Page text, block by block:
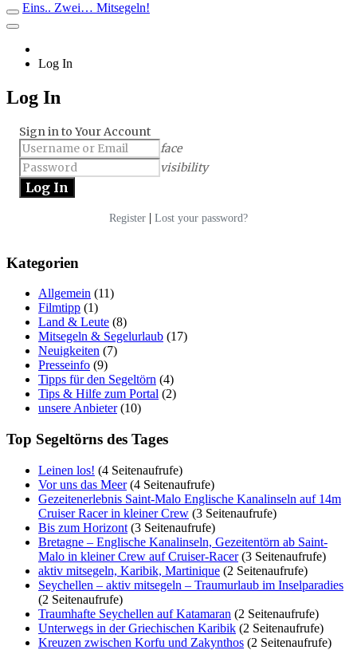
Eins.. Zwei… Mitsegeln!
Log In
Log In
Sign in to Your Account
face
visibility
Register | Lost your password?
Kategorien
Allgemein (11)
Filmtipp (1)
Land & Leute (8)
Mitsegeln & Segelurlaub (17)
Neuigkeiten (7)
Presseinfo (9)
Tipps für den Segeltörn (4)
Tips & Hilfe zum Portal (2)
unsere Anbieter(10)
Top Segeltörns des Tages
Leinen los! (4 Seitenaufrufe)
Vor uns das Meer(4 Seitenaufrufe)
Gezeitenerlebnis Saint-Malo Englische Kanalinseln auf 14m
Cruiser Racer in kleiner Crew (3 Seitenaufrufe)
Bis zum Horizont (3 Seitenaufrufe)
Bretagne – Englische Kanalinseln, Gezeitentörn ab Saint-
Malo in kleiner Crew auf Cruiser-Racer(3 Seitenaufrufe)
aktiv mitsegeln, Karibik, Martinique (2 Seitenaufrufe)
Seychellen – aktiv mitsegeln – Traumurlaub im Inselparadies
(2 Seitenaufrufe)
Traumhafte Seychellen auf Katamaran (2 Seitenaufrufe)
Unterwegs in der Griechischen Karibik (2 Seitenaufrufe)
Kreuzen zwischen Korfu und Zakynthos (2 Seitenaufrufe)